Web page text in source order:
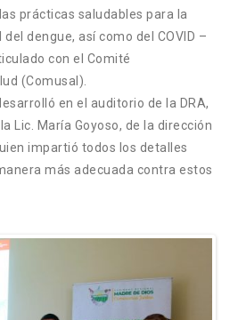
prácticas saludables para la
dengue, así como del COVID –
con el Comité
(Comusal).
en el auditorio de la DRA,
Lic. María Goyoso, de la dirección
impartió todos los detalles
más adecuada contra estos